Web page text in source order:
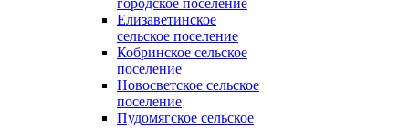
городское поселение
Елизаветинское
сельское поселение
Кобринское сельское
поселение
Новосветское сельское
поселение
Пудомягское сельское